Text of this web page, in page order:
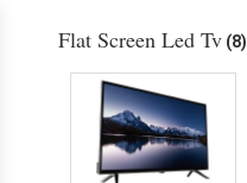
Flat Screen Led Tv (8)